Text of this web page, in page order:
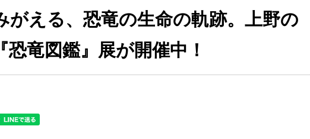
がえる、恐竜の生命の軌跡。上野の
竜図鑑』展が開催中！